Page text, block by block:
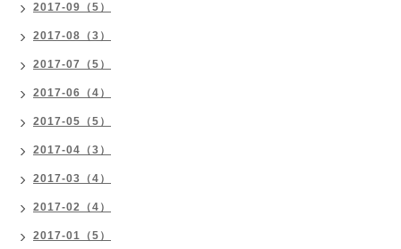
2017-09（5）
2017-08（3）
2017-07（5）
2017-06（4）
2017-05（5）
2017-04（3）
2017-03（4）
2017-02（4）
2017-01（5）